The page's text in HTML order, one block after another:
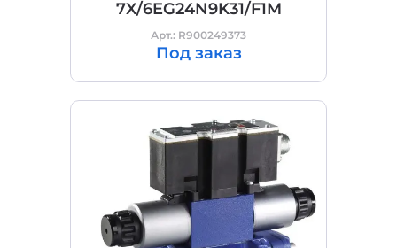
7X/6EG24N9K31/F1M
Арт.: R900249373
Под заказ